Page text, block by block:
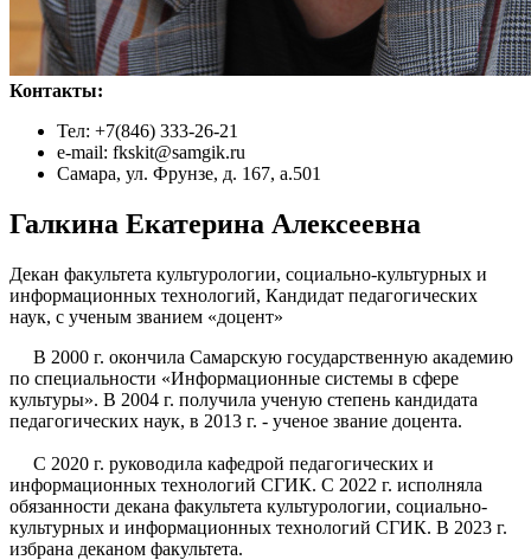
Контакты:
Тел: +7(846) 333-26-21
e-mail: fkskit@samgik.ru
Самара, ул. Фрунзе, д. 167, а.501
Галкина Екатерина Алексеевна
Декан факультета культурологии, социально-культурных и
информационных технологий, Кандидат педагогических
наук, с ученым званием «доцент»
В 2000 г. окончила Самарскую государственную академию
по специальности «Информационные системы в сфере
культуры». В 2004 г. получила ученую степень кандидата
педагогических наук, в 2013 г. - ученое звание доцента.
С 2020 г. руководила кафедрой педагогических и
информационных технологий СГИК. С 2022 г. исполняла
обязанности декана факультета культурологии, социально-
культурных и информационных технологий СГИК. В 2023 г.
избрана деканом факультета.